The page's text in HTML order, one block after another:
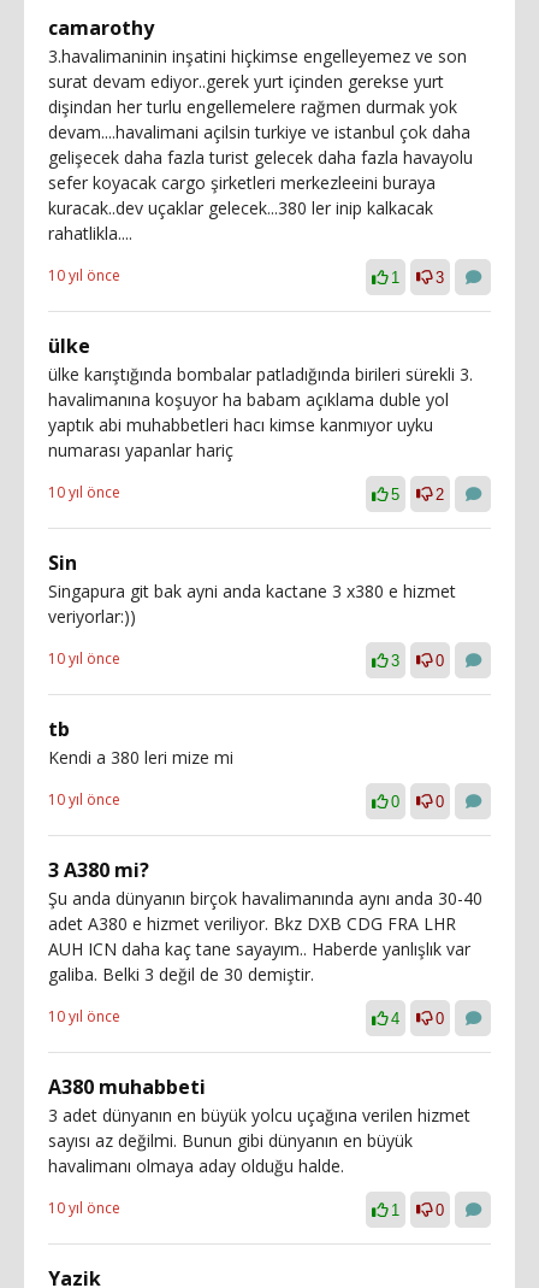
camarothy
3.havalimaninin inşatini hiçkimse engelleyemez ve son
surat devam ediyor..gerek yurt içinden gerekse yurt
dişindan her turlu engellemelere rağmen durmak yok
devam....havalimani açilsin turkiye ve istanbul çok daha
gelişecek daha fazla turist gelecek daha fazla havayolu
sefer koyacak cargo şirketleri merkezleeini buraya
kuracak..dev uçaklar gelecek...380 ler inip kalkacak
rahatlikla....
10 yıl önce 1 3
ülke
ülke karıştığında bombalar patladığında birileri sürekli 3.
havalimanına koşuyor ha babam açıklama duble yol
yaptık abi muhabbetleri hacı kimse kanmıyor uyku
numarası yapanlar hariç
10 yıl önce 5 2
Sin
Singapura git bak ayni anda kactane 3 x380 e hizmet
veriyorlar:))
10 yıl önce 3 0
tb
Kendi a 380 leri mize mi
10 yıl önce 0 0
3 A380 mi?
Şu anda dünyanın birçok havalimanında aynı anda 30-40
adet A380 e hizmet veriliyor. Bkz DXB CDG FRA LHR
AUH ICN daha kaç tane sayayım.. Haberde yanlışlık var
galiba. Belki 3 değil de 30 demiştir.
10 yıl önce 4 0
A380 muhabbeti
3 adet dünyanın en büyük yolcu uçağına verilen hizmet
sayısı az değilmi. Bunun gibi dünyanın en büyük
havalimanı olmaya aday olduğu halde.
10 yıl önce 1 0
Yazik